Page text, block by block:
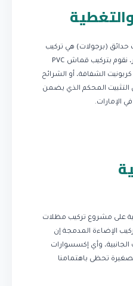
حدائق (برجولات) هي تركيب
السقف. حسب التصميم المختار، نقوم بتركيب قماش PVC
كربونيت الشفافة، أو الشرائح
المحكم الذي يضمن
الإمارات.
على مشروع تركيب مظلات
الإضاءة المدمجة إن
الجانبية، وأي إكسسوارات
تحظى باهتمامنا